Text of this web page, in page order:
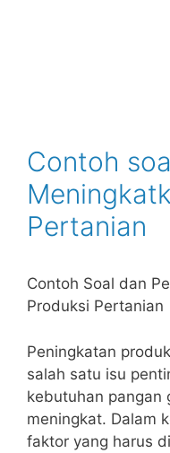
Contoh
Pertanian
Contoh Soal dan
Produksi Pertanian
Peningkatan
salah satu isu
kebutuhan pangan
meningkat. Dalam
faktor yang harus